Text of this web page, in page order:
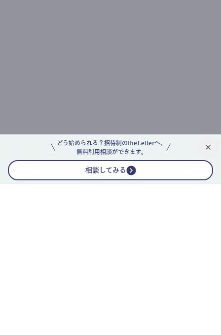
どう始められる？招待制のtheLetterへ、
無料利用相談ができます。
相談してみる